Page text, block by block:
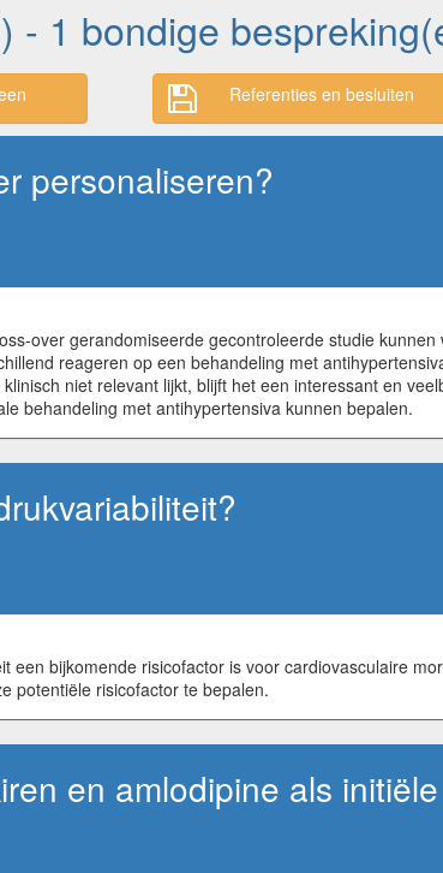
- 1 bondige
Referenties en besluiten
personaliseren?
over gerandomiseerde gecontroleerde studie
reageren op een behandeling met
niet relevant lijkt, blijft het een interessant en
behandeling met antihypertensiva kunnen bepalen.
bijkomende risicofactor is voor cardiovasculaire
potentiële risicofactor te bepalen.
en amlodipine als